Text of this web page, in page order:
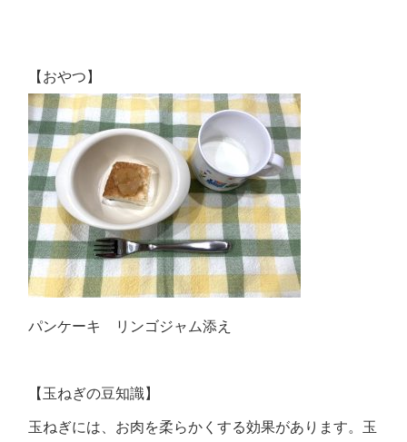
【おやつ】
パンケーキ リンゴジャム添え
【玉ねぎの豆知識】
玉ねぎには、お肉を柔らかくする効果があります。玉